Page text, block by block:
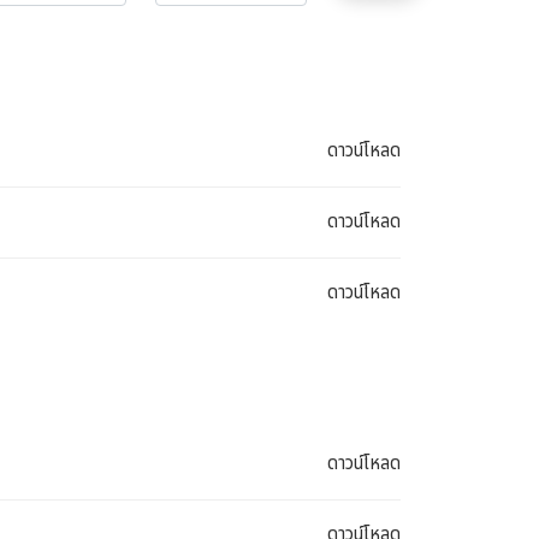
ดาวน์โหลด
ดาวน์โหลด
ดาวน์โหลด
ดาวน์โหลด